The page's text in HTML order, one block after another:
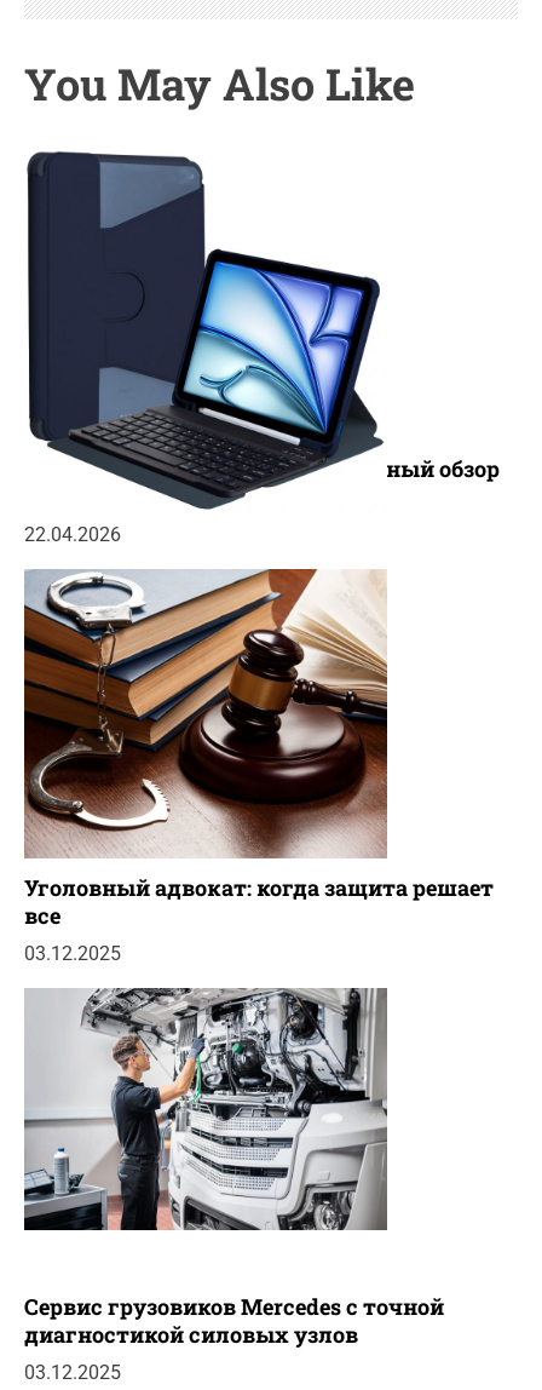
You May Also Like
Чехлы для iPad 11 (A16) 2025: полный обзор
популярных новинок
22.04.2026
Уголовный адвокат: когда защита решает
все
03.12.2025
Сервис грузовиков Mercedes с точной
диагностикой силовых узлов
03.12.2025